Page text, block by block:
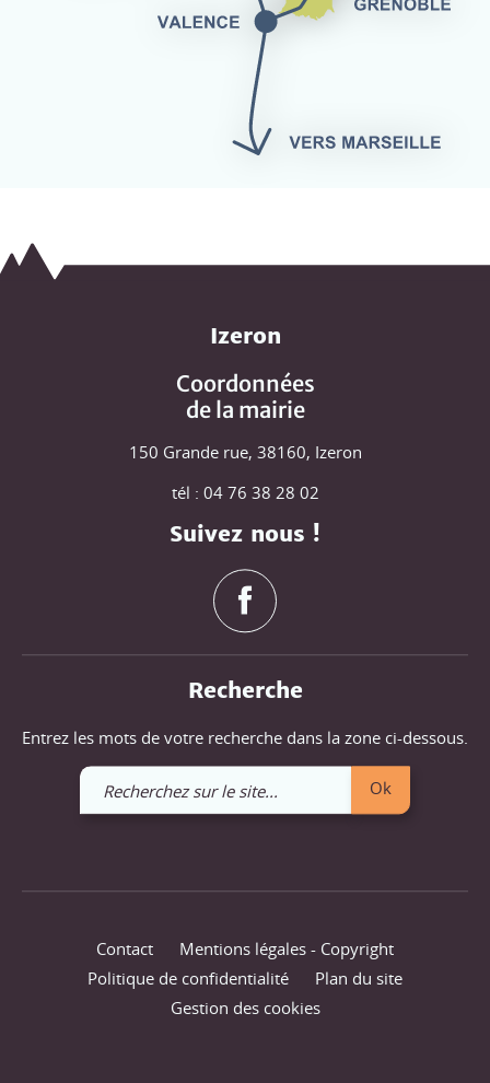
Izeron
Coordonnées
de la mairie
150 Grande rue, 38160, Izeron
tél : 04 76 38 28 02
Suivez nous !
Recherche
Entrez les mots de votre recherche dans la zone ci-dessous.
Recherchez
sur
Ok
Contact
Mentions légales - Copyright
Politique de confidentialité
Plan du site
Gestion des cookies